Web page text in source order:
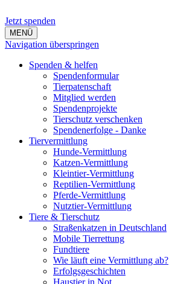
Jetzt spenden
MENÜ
Navigation überspringen
Spenden & helfen
Spendenformular
Tierpatenschaft
Mitglied werden
Spendenprojekte
Tierschutz verschenken
Spendenerfolge - Danke
Tiervermittlung
Hunde-Vermittlung
Katzen-Vermittlung
Kleintier-Vermittlung
Reptilien-Vermittlung
Pferde-Vermittlung
Nutztier-Vermittlung
Tiere & Tierschutz
Straßenkatzen in Deutschland
Mobile Tierrettung
Fundtiere
Wie läuft eine Vermittlung ab?
Erfolgsgeschichten
Haustier in Not